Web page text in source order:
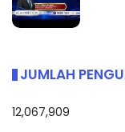
JUMLAH
12,067,909